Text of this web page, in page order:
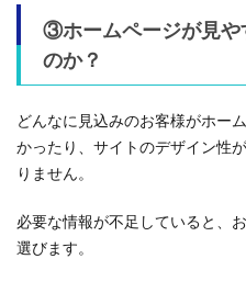
③ホームページが見や
のか？
どんなに見込みのお客様がホー
かったり、サイトのデザイン性
りません。
必要な情報が不足していると、
選びます。